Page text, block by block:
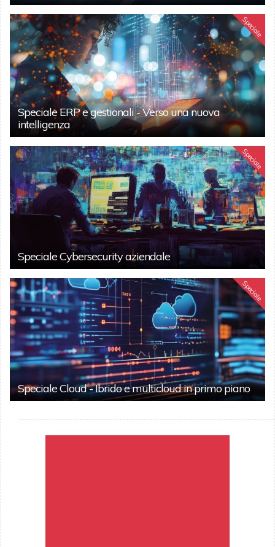
Speciale
Speciale ERP e gestionali - Verso una nuova
intelligenza
Speciale
Speciale Cybersecurity aziendale
Speciale
Speciale Cloud - Ibrido e multicloud in primo piano